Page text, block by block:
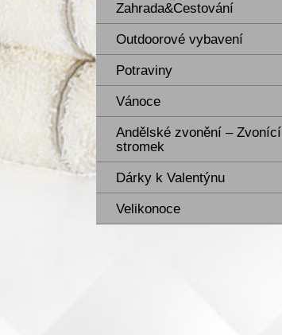
Zahrada&Cestování
Outdoorové vybavení
Potraviny
Vánoce
Andělské zvonění – Zvonící
stromek
Dárky k Valentýnu
Velikonoce